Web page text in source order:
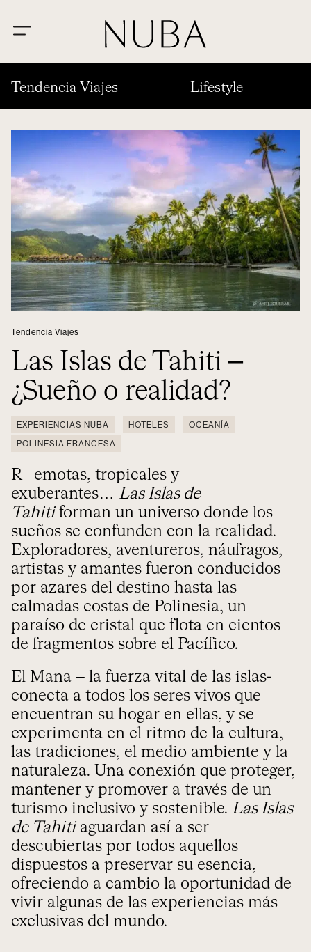
Tendencia Viajes Lifestyle
Tendencia Viajes
Las Islas de Tahiti –
¿Sueño o realidad?
EXPERIENCIAS NUBA HOTELES OCEANÍA
POLINESIA FRANCESA
Remotas, tropicales y
exuberantes… Las Islas de
Tahitiforman un universo donde los
sueños se confunden con la realidad.
Exploradores, aventureros, náufragos,
artistas y amantes fueron conducidos
por azares del destino hasta las
calmadas costas de Polinesia, un
paraíso de cristal que flota en cientos
de fragmentos sobre el Pacífico.
El Mana – la fuerza vital de las islas-
conecta a todos los seres vivos que
encuentran su hogar en ellas, y se
experimenta en el ritmo de la cultura,
las tradiciones, el medio ambiente y la
naturaleza. Una conexión que proteger,
mantener y promover a través de un
turismo inclusivo y sostenible. Las Islas
de Tahitiaguardan así a ser
descubiertas por todos aquellos
dispuestos a preservar su esencia,
ofreciendo a cambio la oportunidad de
vivir algunas de las experiencias más
exclusivas del mundo.